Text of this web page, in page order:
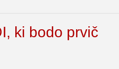
ki bodo prvič